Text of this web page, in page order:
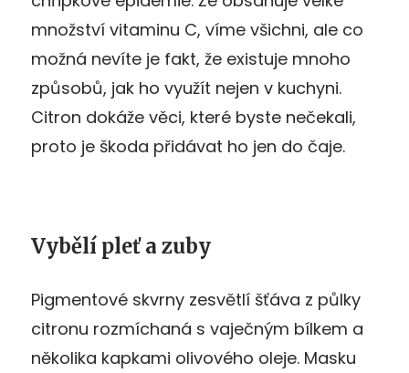
množství vitaminu C, víme všichni, ale co
možná nevíte je fakt, že existuje mnoho
způsobů, jak ho využít nejen v kuchyni.
Citron dokáže věci, které byste nečekali,
proto je škoda přidávat ho jen do čaje.
Vybělí pleť a zuby
Pigmentové skvrny zesvětlí šťáva z půlky
citronu rozmíchaná s vaječným bílkem a
několika kapkami olivového oleje. Masku